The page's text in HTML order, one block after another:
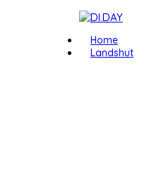
Home
Landshut